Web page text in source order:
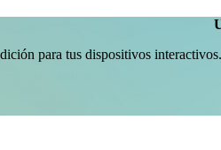
para tus dispositivos